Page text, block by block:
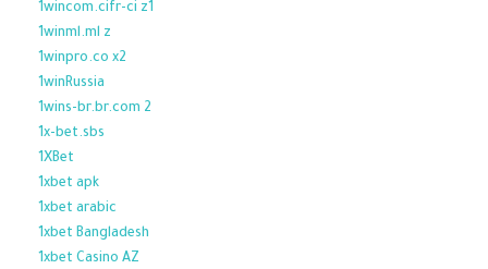
1wincom.cifr-ci z1
1winml.ml z
1winpro.co x2
1winRussia
1wins-br.br.com 2
1x-bet.sbs
1XBet
1xbet apk
1xbet arabic
1xbet Bangladesh
1xbet Casino AZ